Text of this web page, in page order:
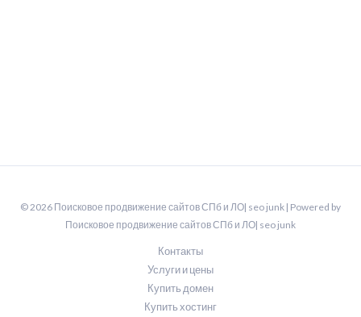
© 2026 Поисковое продвижение сайтов СПб и ЛО| seo junk | Powered by
Поисковое продвижение сайтов СПб и ЛО| seo junk
Контакты
Услуги и цены
Купить домен
Купить хостинг